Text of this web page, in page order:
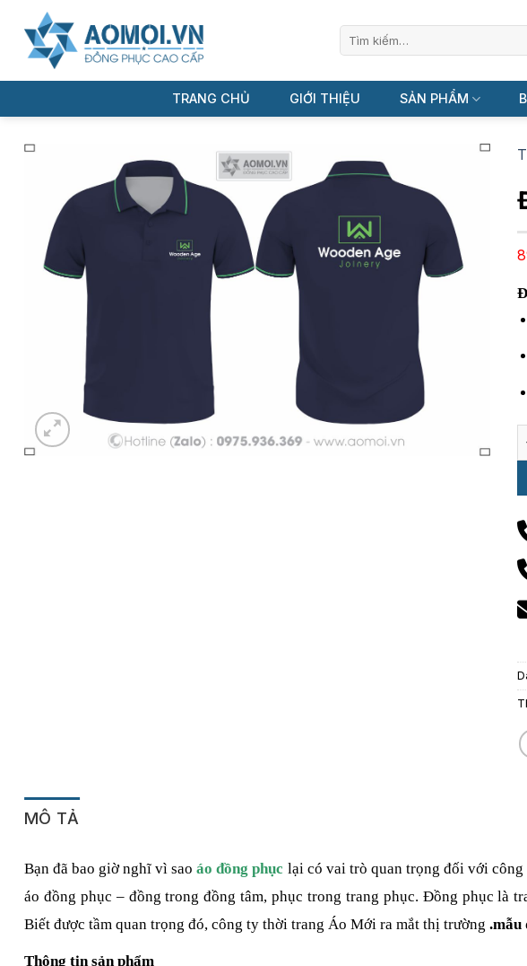
dung
Tìm
TRANG CHỦ GIỚI THIỆU SẢN PHẨM
MÔ TẢ
Bạn đã bao giờ nghĩ vì sao áo đồng phục lại có vai trò quan trọng đối với
áo đồng phục – đồng trong đồng tâm, phục trong trang phục. Đồng phục là
Biết được tầm quan trọng đó, công ty thời trang Áo Mới ra mắt thị trường .mẫu
Thông tin sản phẩm